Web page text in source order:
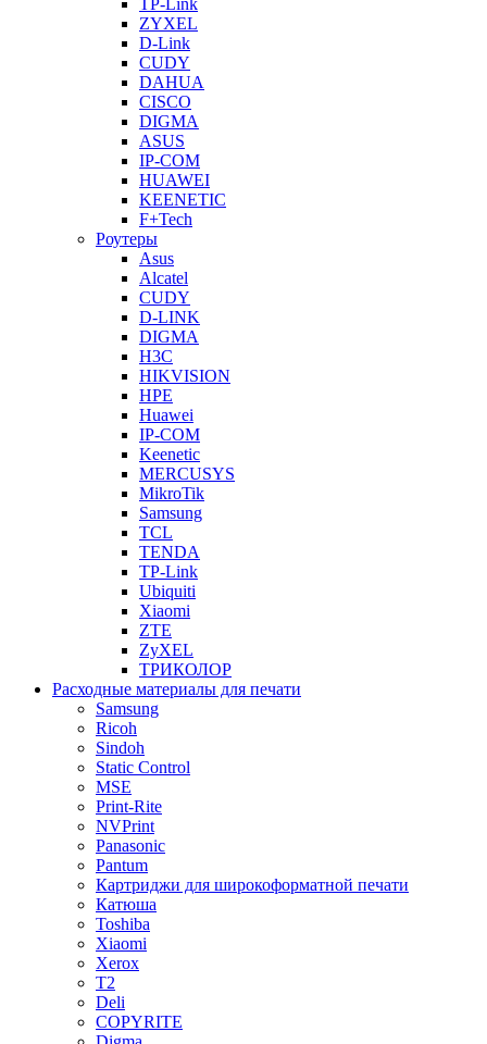
TP-Link
ZYXEL
D-Link
CUDY
DAHUA
CISCO
DIGMA
ASUS
IP-COM
HUAWEI
KEENETIC
F+Tech
Роутеры
Asus
Alcatel
CUDY
D-LINK
DIGMA
H3C
HIKVISION
HPE
Huawei
IP-COM
Keenetic
MERCUSYS
MikroTik
Samsung
TCL
TENDA
TP-Link
Ubiquiti
Xiaomi
ZTE
ZyXEL
ТРИКОЛОР
Расходные материалы для печати
Samsung
Ricoh
Sindoh
Static Control
MSE
Print-Rite
NVPrint
Panasonic
Pantum
Картриджи для широкоформатной печати
Катюша
Toshiba
Xiaomi
Xerox
T2
Deli
COPYRITE